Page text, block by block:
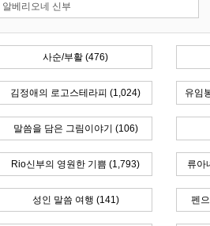
사순/부활 (476)
김정애의 로고스테라피 (1,024) 유임
말씀을 담은 그림이야기 (106)
Rio신부의 영원한 기쁨 (1,793) 류아
성인 말씀 여행 (141) 펜